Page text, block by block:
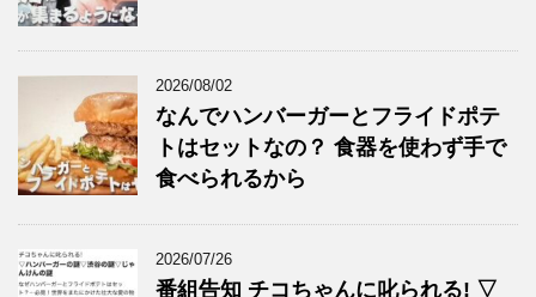
2026/08/02
なんでハンバーガーとフライドポテ
トはセットなの？ 食器を使わず手で
食べられるから
2026/07/26
番組告知 チコちゃんに叱られる! ▽